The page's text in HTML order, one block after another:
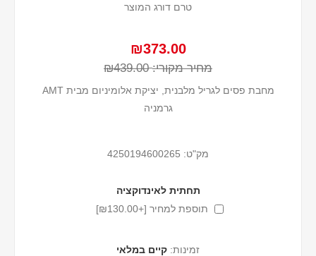
טרם דורג המוצר
₪373.00
מחיר מקורי: ₪439.00
מחבת פסים לגריל מלבנית, יציקת אלומיניום מבית AMT
גרמניה
מק"ט: 4250194600265
תחתית לאינדוקציה
תוספת למחיר [+₪130.00]
זמינות: קיים במלאי